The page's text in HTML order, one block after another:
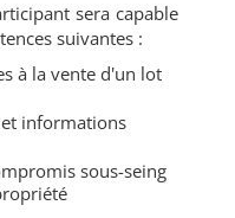
sera capable
suivantes :
à la vente d'un lot
informations
sous-seing